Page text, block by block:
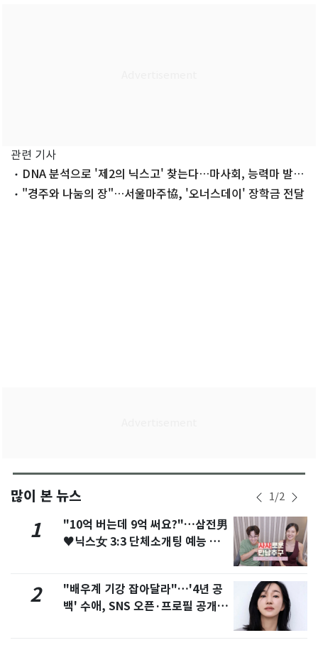
관련 기사
DNA 분석으로 '제2의 닉스고' 찾는다…마사회, 능력마 발굴
프로젝트
"경주와 나눔의 장"…서울마주協, '오너스데이' 장학금 전달
많이 본 뉴스 1/2
1
"10억 버는데 9억 써요?"…삼전男
♥닉스女 3:3 단체소개팅 예능 화
2
"배우계 기강 잡아달라"…'4년 공
백' 수애, SNS 오픈·프로필 공개